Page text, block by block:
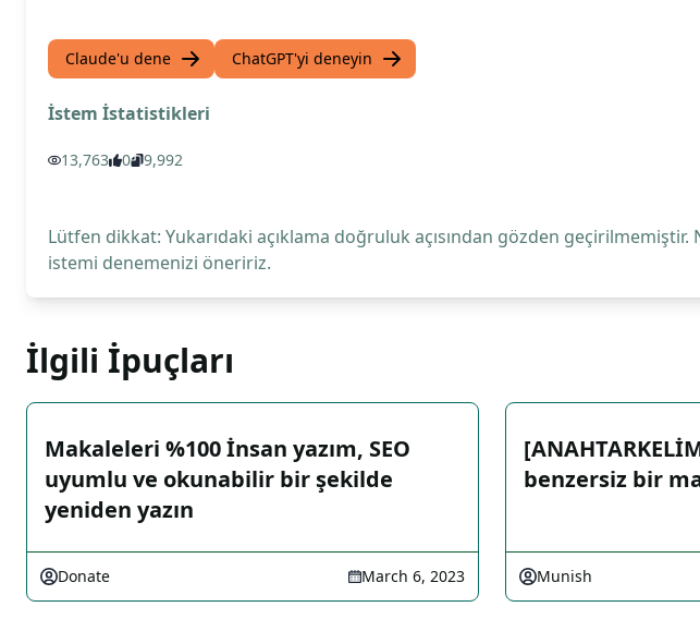
Claude'u dene ChatGPT'yi deneyin
İstem İstatistikleri
13,763 0 9,992
Lütfen dikkat: Yukarıdaki açıklama doğruluk açısından gözden
istemi denemenizi öneririz.
İlgili İpuçları
Makaleleri %100 İnsan yazım, SEO
uyumlu ve okunabilir bir şekilde
yeniden yazın
Donate March 6, 2023
benzersiz bir
Munish